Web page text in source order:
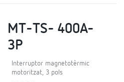
MT-TS- 400A-
3P
Interruptor magnetotèrmic
motoritzat, 3 pols